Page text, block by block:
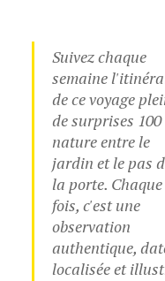
Suivez chaque
semaine
de ce voyage
de surprises 100
nature entre le
jardin et le pas
la porte. Chaque
fois, c'est une
observation
authentique,
localisée et